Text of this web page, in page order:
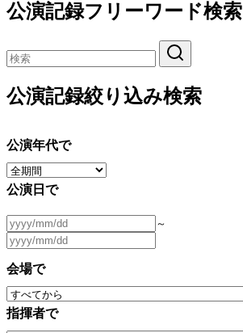
公演記録フリーワード検索
公演記録絞り込み検索
公演年代で
公演日で
～
会場で
指揮者で